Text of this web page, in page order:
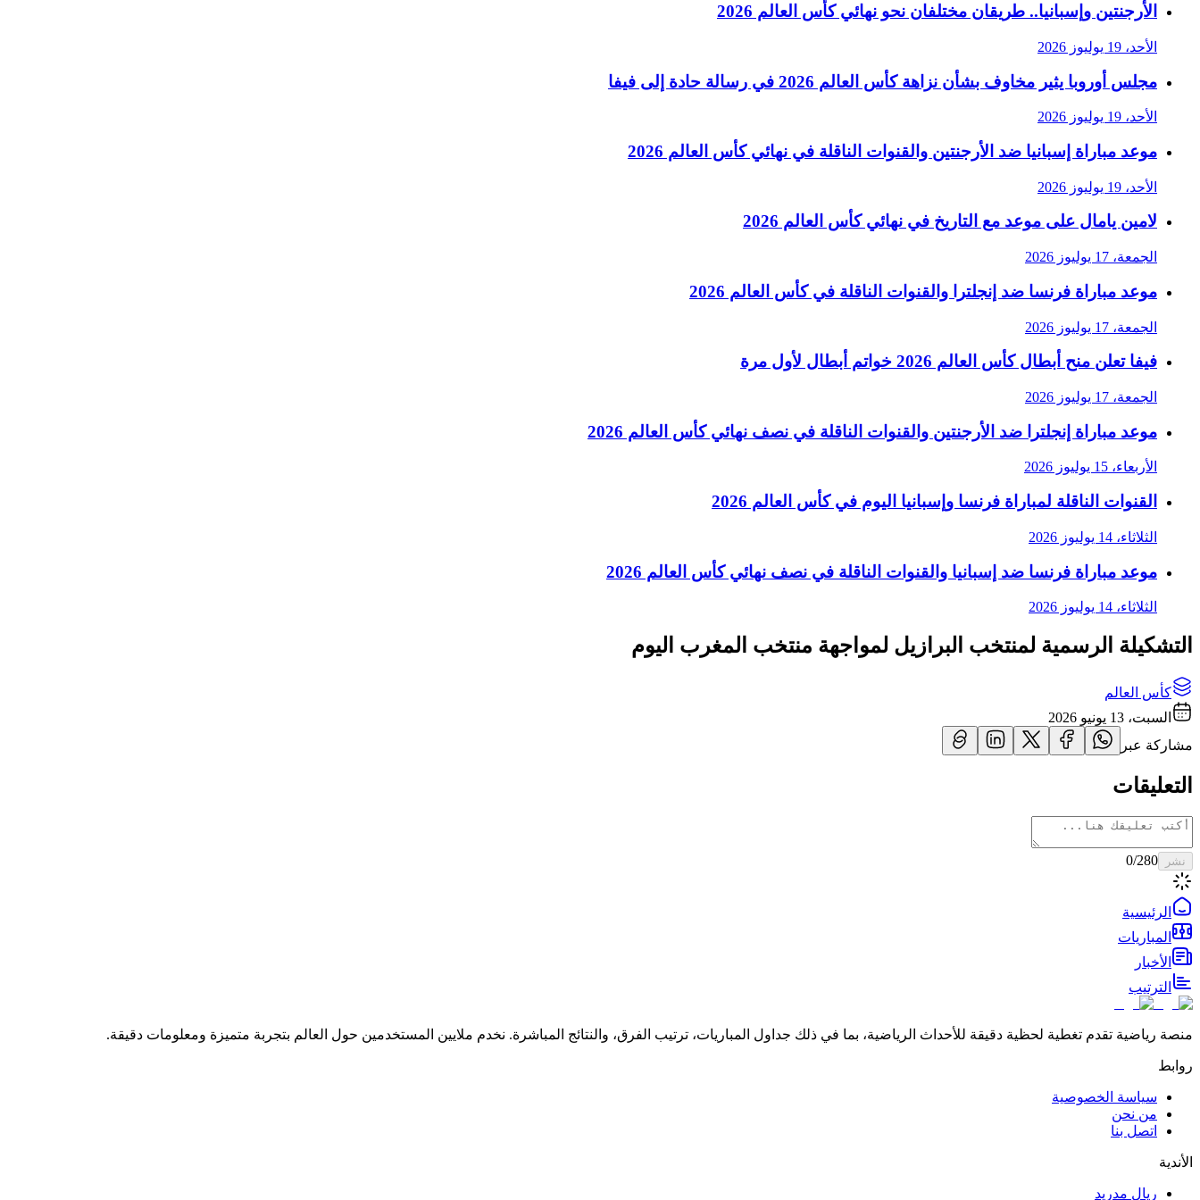
الأرجنتين وإسبانيا.. طريقان مختلفان نحو نهائي كأس العالم 2026
الأحد، 19 يوليوز 2026
مجلس أوروبا يثير مخاوف بشأن نزاهة كأس العالم 2026 في رسالة حادة إلى فيفا
الأحد، 19 يوليوز 2026
موعد مباراة إسبانيا ضد الأرجنتين والقنوات الناقلة في نهائي كأس العالم 2026
الأحد، 19 يوليوز 2026
لامين يامال على موعد مع التاريخ في نهائي كأس العالم 2026
الجمعة، 17 يوليوز 2026
موعد مباراة فرنسا ضد إنجلترا والقنوات الناقلة في كأس العالم 2026
الجمعة، 17 يوليوز 2026
فيفا تعلن منح أبطال كأس العالم 2026 خواتم أبطال لأول مرة
الجمعة، 17 يوليوز 2026
موعد مباراة إنجلترا ضد الأرجنتين والقنوات الناقلة في نصف نهائي كأس العالم 2026
الأربعاء، 15 يوليوز 2026
القنوات الناقلة لمباراة فرنسا وإسبانيا اليوم في كأس العالم 2026
الثلاثاء، 14 يوليوز 2026
موعد مباراة فرنسا ضد إسبانيا والقنوات الناقلة في نصف نهائي كأس العالم 2026
الثلاثاء، 14 يوليوز 2026
التشكيلة الرسمية لمنتخب البرازيل لمواجهة منتخب المغرب اليوم
كأس العالم
السبت، 13 يونيو 2026
مشاركة عبر
التعليقات
نشر 0/280
الرئيسية
المباريات
الأخبار
الترتيب
منصة رياضية تقدم تغطية لحظية دقيقة للأحداث الرياضية، بما في ذلك جداول المباريات، ترتيب الفرق، والنتائج المباشرة. نخدم ملايين المستخدمين حول العالم بتجربة متميزة ومعلومات دقيقة.
روابط
سياسة الخصوصية
من نحن
اتصل بنا
الأندية
ريال مدريد